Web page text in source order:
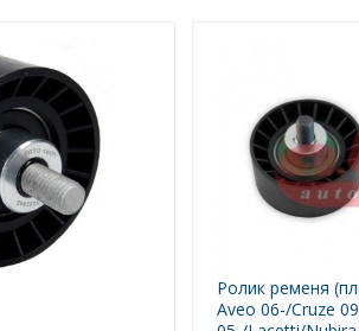
Ролик ременя
Aveo 06-/Cruze